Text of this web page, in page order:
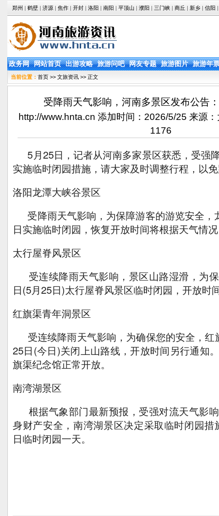
郑州 | 鹤壁 | 济源 | 焦作 | 开封 | 洛阳 | 南阳 | 平顶山 | 濮阳 | 三门峡 | 商丘 | 新乡 | 信阳 |
政务网 网站首页 出游攻略 旅游问吧 网友专题 旅游图片 旅游年
当前位置： 首页 >> 文旅资讯 >> 正文
受降雨天气影响，河南多景区发布公告
http://www.hnta.cn 添加时间：2026/5/25 来源
1176
5月25日，记者从河南多家景区获悉，受强
实施临时闭园措施，请大家及时调整行程，以
洛阳龙潭大峡谷景区
受降雨天气影响，为保障游客的游览安全，
日实施临时闭园，恢复开放时间将根据天气情
太行屋脊风景区
受连续降雨天气影响，景区山路湿滑，为
日(5月25日)太行屋脊风景区临时闭园，开放时
红旗渠青年洞景区
受连续降雨天气影响，为确保您的安全，红
25日(今日)关闭上山路线，开放时间另行通知
旗渠纪念馆正常开放。
南湾湖景区
根据气象部门最新预报，受强对流天气影
身财产安全，南湾湖景区决定采取临时闭园
日临时闭园一天。